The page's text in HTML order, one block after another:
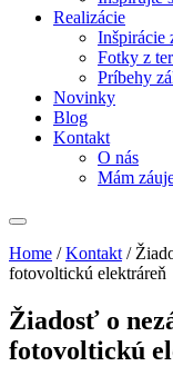
Realizácie
Inšpirácie
Fotky z
Príbehy
Novinky
Blog
Kontakt
O nás
Mám
Home /Kontakt /
fotovoltickú elektráreň
Žiadosť o
fotovoltickú